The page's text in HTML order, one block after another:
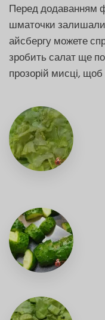
Перед додаванням
шматочки
айсбергу можете
зробить салат ще
прозорій мисці, щоб